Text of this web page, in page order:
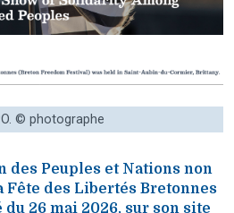
© photographe
des Peuples et Nations non
Fête des Libertés Bretonnes
26 mai 2026, sur son site